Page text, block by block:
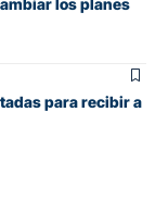
los planes
para recibir a